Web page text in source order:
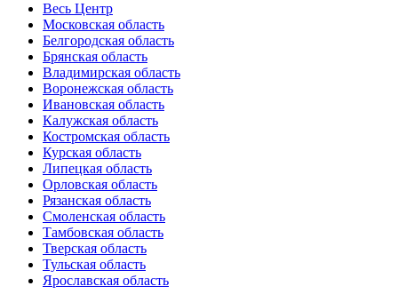
Весь Центр
Московская область
Белгородская область
Брянская область
Владимирская область
Воронежская область
Ивановская область
Калужская область
Костромская область
Курская область
Липецкая область
Орловская область
Рязанская область
Смоленская область
Тамбовская область
Тверская область
Тульская область
Ярославская область